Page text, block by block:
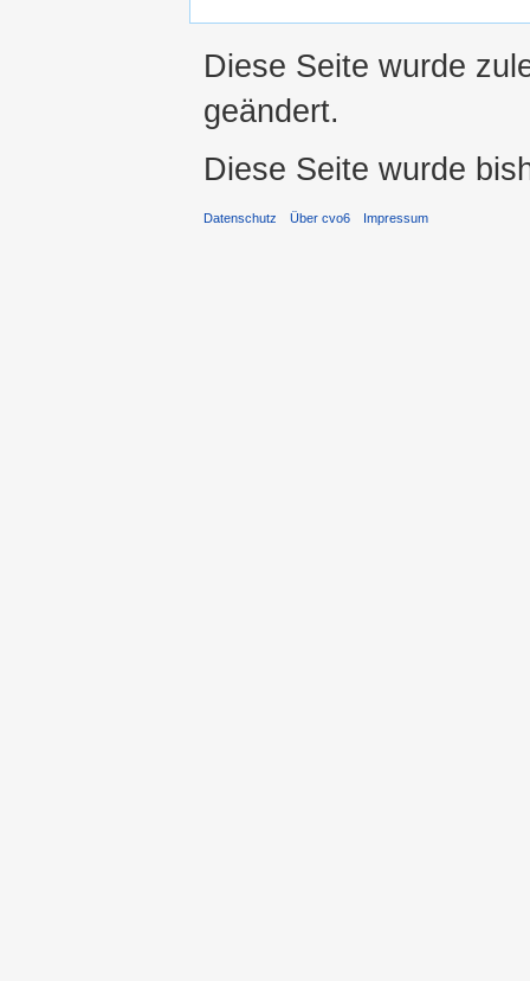
Diese Seite wurde
geändert.
Diese Seite wurde
Datenschutz Über cvo6 Impressum